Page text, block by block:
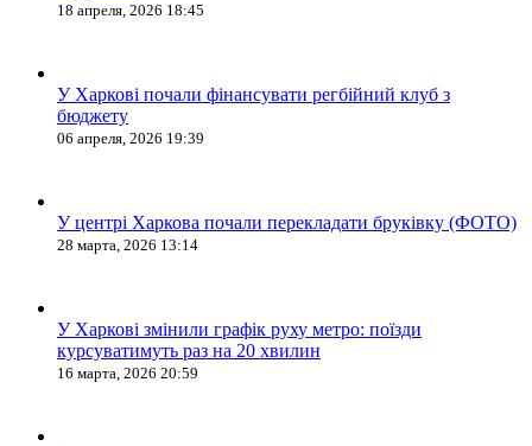
18 апреля, 2026 18:45
У Харкові почали фінансувати регбійний клуб з
бюджету
06 апреля, 2026 19:39
У центрі Харкова почали перекладати бруківку (ФОТО)
28 марта, 2026 13:14
У Харкові змінили графік руху метро: поїзди
курсуватимуть раз на 20 хвилин
16 марта, 2026 20:59